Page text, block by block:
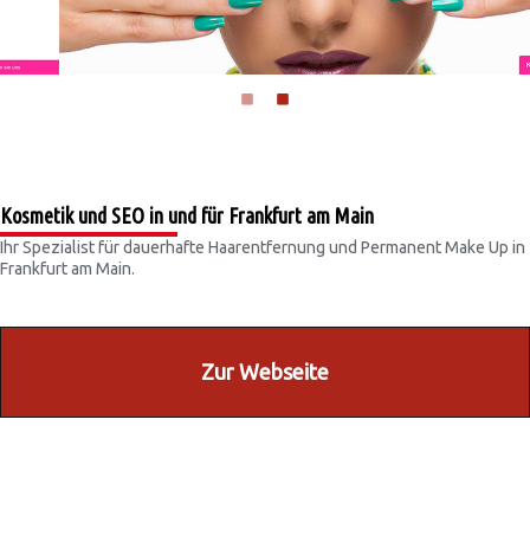
Kosmetik und SEO in und für Frankfurt am Main
Ihr Spezialist für dauerhafte Haarentfernung und Permanent Make Up in
Frankfurt am Main.
Zur Webseite